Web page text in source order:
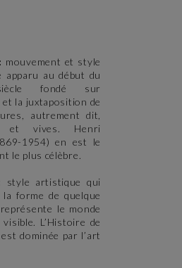
mouvement et style
apparu au début du
fondé sur
la juxtaposition de
autrement dit,
et vives. Henri
1954) en est le
le plus célèbre.
style artistique qui
forme de quelque
le monde
L’Histoire de
dominée par l’art